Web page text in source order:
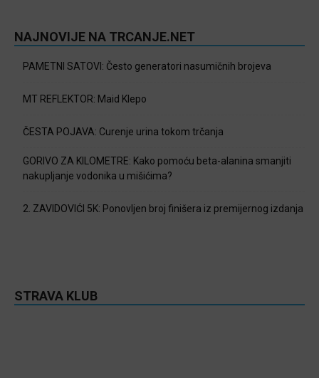
NAJNOVIJE NA TRCANJE.NET
PAMETNI SATOVI: Često generatori nasumičnih brojeva
MT REFLEKTOR: Maid Klepo
ČESTA POJAVA: Curenje urina tokom trčanja
GORIVO ZA KILOMETRE: Kako pomoću beta-alanina smanjiti
nakupljanje vodonika u mišićima?
2. ZAVIDOVIĆI 5K: Ponovljen broj finišera iz premijernog izdanja
STRAVA KLUB